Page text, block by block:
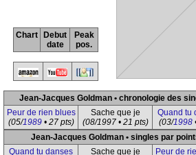
Chart
Debut
date
Peak
pos.
Jean-Jacques Goldman • chronologie des
Peur de rien blues
(05/1989• 27 pts)
Sache que je
(08/1997 • 21 pts)
Quand tu
(03/1998
Jean-Jacques Goldman • singles par
Quand tu danses
Sache que je
Peur de